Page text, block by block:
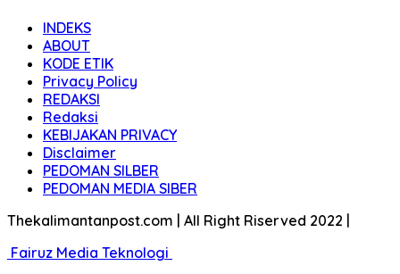
INDEKS
ABOUT
KODE ETIK
Privacy Policy
REDAKSI
Redaksi
KEBIJAKAN PRIVACY
Disclaimer
PEDOMAN SILBER
PEDOMAN MEDIA SIBER
Thekalimantanpost.com | All Right Riserved 2022 |
Fairuz Media Teknologi